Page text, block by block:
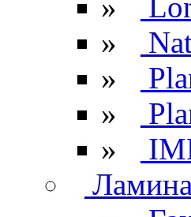
»
»
»
»
»